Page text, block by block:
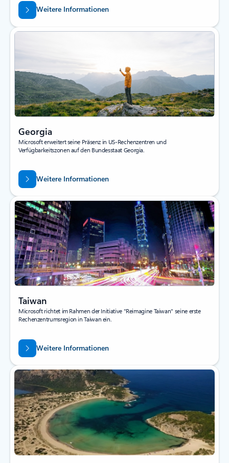
Weitere Informationen
Georgia
Microsoft erweitert seine Präsenz in US-Rechenzentren und
Verfügbarkeitszonen auf den Bundesstaat Georgia.
Weitere Informationen
Taiwan
Microsoft richtet im Rahmen der Initiative "Reimagine Taiwan" seine erste
Rechenzentrumsregion in Taiwan ein.
Weitere Informationen